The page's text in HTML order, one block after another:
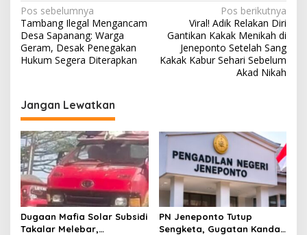
N
a
v
a
s
i
p
o
s
Pos sebelumnya
Tambang Ilegal Mengancam
Desa Sapanang: Warga
Geram, Desak Penegakan
Hukum Segera Diterapkan
Pos berikutnya
Viral! Adik Relakan Diri
Gantikan Kakak Menikah di
Jeneponto Setelah Sang
Kakak Kabur Sehari Sebelum
Akad Nikah
Jangan Lewatkan
Dugaan Mafia Solar Subsidi
Takalar Melebar,
PN Jeneponto Tutup
Sengketa, Gugatan Kandas